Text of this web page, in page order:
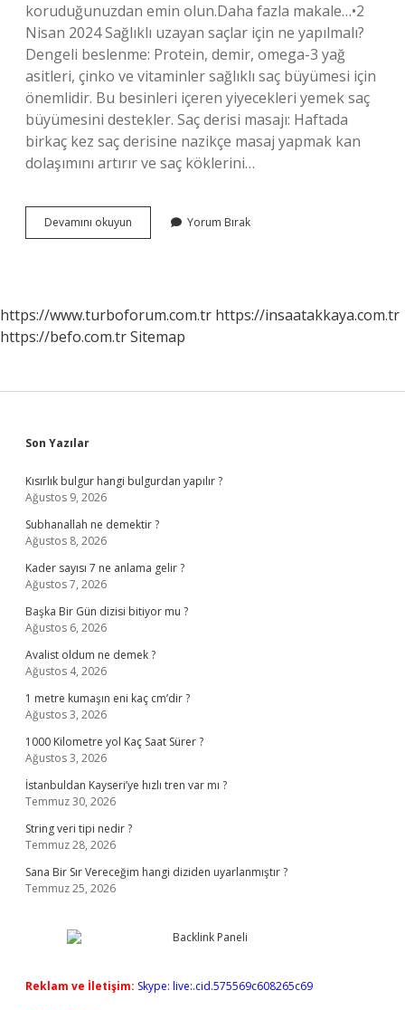
koruduğunuzdan emin olun.Daha fazla makale…•2
Nisan 2024 Sağlıklı uzayan saçlar için ne yapılmalı?
Dengeli beslenme: Protein, demir, omega-3 yağ
asitleri, çinko ve vitaminler sağlıklı saç büyümesi için
önemlidir. Bu besinleri içeren yiyecekleri yemek saç
büyümesini destekler. Saç derisi masajı: Haftada
birkaç kez saç derisine nazikçe masaj yapmak kan
dolaşımını artırır ve saç köklerini…
Devamını okuyun
Görünen
Yorum Bırak
https://www.turboforum.com.tr https://insaatakkaya.com.tr
https://befo.com.trSitemap
Sidebar
Son Yazılar
Kısırlık bulgur hangi bulgurdan yapılır ?
Ağustos 9, 2026
Subhanallah ne demektir ?
Ağustos 8, 2026
Kader sayısı 7 ne anlama gelir ?
Ağustos 7, 2026
Başka Bir Gün dizisi bitiyor mu ?
Ağustos 6, 2026
Avalist oldum ne demek ?
Ağustos 4, 2026
1 metre kumaşın eni kaç cm’dir ?
Ağustos 3, 2026
1000 Kilometre yol Kaç Saat Sürer ?
Ağustos 3, 2026
İstanbuldan Kayseri’ye hızlı tren var mı ?
Temmuz 30, 2026
String veri tipi nedir ?
Temmuz 28, 2026
Sana Bir Sır Vereceğim hangi diziden uyarlanmıştır ?
Temmuz 25, 2026
Reklam ve İletişim: Skype: live:.cid.575569c608265c69